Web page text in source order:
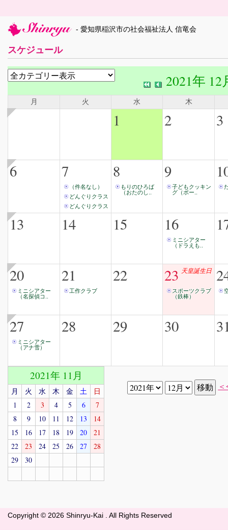
- 愛知県稲沢市の社会福祉法人 信竜会
スケジュール
2021年 12
月 火 水 木
1 2 3
6 7
（件名なし）
どんぐりクラス
どんぐりクラス
8
もりのひろば
（おたのし..
9
子どもクッキン
グ（ボー..
13 14 15 16
ミニシアター
（ドラえも..
20
ミニシアター
（名探偵コ..
21
工作クラブ
22 23 天皇誕生日
スポーツクラブ
（鉄棒）
27
ミニシアター
（アナ雪）
28 29 30
2021年 11月
月 火 水 木 金 土
日
1
2 3 4 5 6
7
8
9 10 11 12 13
14
15
16 17 18 19 20
21
22
23 24 25 26 27
28
29
30
Copyright © 2026 Shinryu-Kai . All Rights Reserved